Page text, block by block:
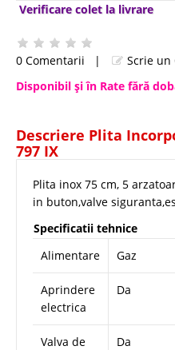
Verificare colet la livrare
0 Comentarii |
Scrie un
Disponibil şi în Rate fără
Descriere Plita
797 IX
Plita inox 75 cm, 5
in buton,valve
Specificatii tehnice
Alimentare
Gaz
Aprindere
electrica
Da
Valva de
Da